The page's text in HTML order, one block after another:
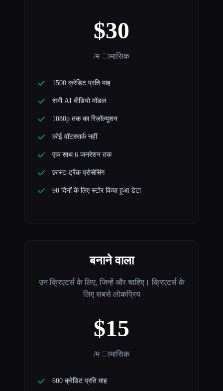
$30
/म ामासिक
1500 क्रेडिट प्रति माह
सभी AI वीडियो मॉडल
1080p तक का रिज़ॉल्यूशन
कोई वॉटरमार्क नहीं
एक साथ 6 जनरेशन तक
फ़ास्ट-ट्रैक प्रोसेसिंग
90 दिनों के लिए स्टोर किया हुआ डेटा
बनाने वाला
उन क्रिएटर्स के लिए, जिन्हें और चाहिए। क्रिएटर्स के
लिए सबसे लोकप्रिय
$15
/म ामासिक
600 क्रेडिट प्रति माह